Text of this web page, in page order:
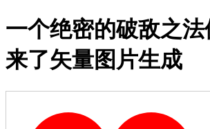
一个绝密的破敌之法
来了矢量图片生成